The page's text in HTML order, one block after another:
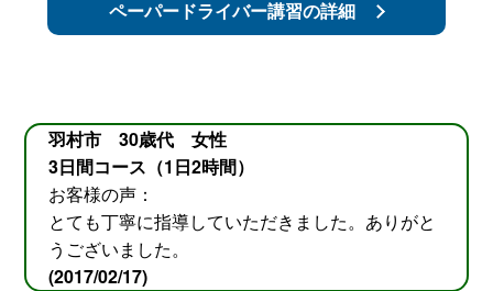
ペーパードライバー講習の詳細
羽村市 30歳代 女性
3日間コース（1日2時間）
お客様の声：
とても丁寧に指導していただきました。ありがと
うございました。
(2017/02/17)